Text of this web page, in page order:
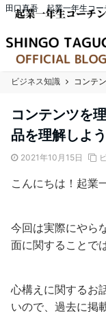
田口真吾 起業一年生コー
ビジネス知識
コンテンツを
品を理解しよ
2021年10月15日
こんにちは！起業
今回は実際にやら
面に関することで
心構えに関するお
いので、過去に掲